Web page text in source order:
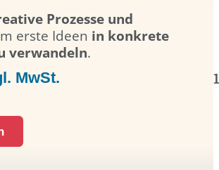
Prozesse und
erste Ideen in konkrete
verwandeln.
MwSt.